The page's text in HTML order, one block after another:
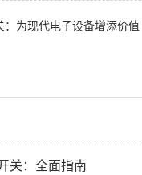
：为现代电子设备增添价值
关：全面指南